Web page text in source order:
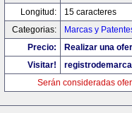
Longitud:
15 caracteres
Categorias:
Marcas y
Precio:
Realizar una
Visitar!
Serán consideradas